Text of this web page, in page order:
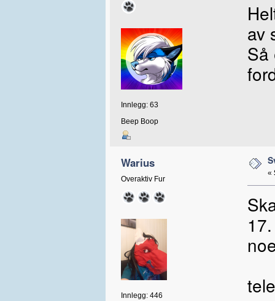
Innlegg: 63
Beep Boop
av
Så
Warius
Overaktiv Fur
Innlegg: 446
«